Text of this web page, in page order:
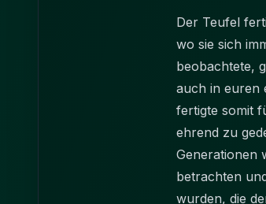
Der Teufel
wo sie sich
beobachtete,
auch in euren
fertigte somit
ehrend zu
Generationen
betrachten
wurden, die